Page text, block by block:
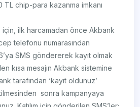
TL chip-para kazanma imkanı
için, ilk harcamadan önce Akbank
telefonu numarasından
SMS göndererek kayıt olmak
kısa mesajın Akbank sistemine
tarafından ‘kayıt oldunuz’
sonra kampanyaya